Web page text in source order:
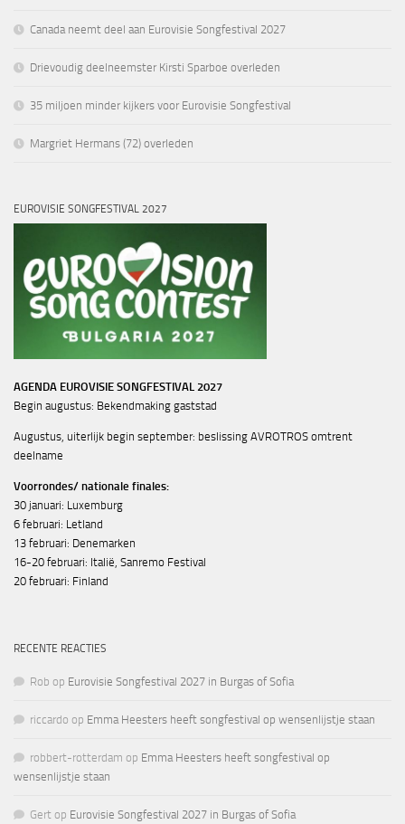
Canada neemt deel aan Eurovisie Songfestival 2027
Drievoudig deelneemster Kirsti Sparboe overleden
35 miljoen minder kijkers voor Eurovisie Songfestival
Margriet Hermans (72) overleden
EUROVISIE SONGFESTIVAL 2027
AGENDA EUROVISIE SONGFESTIVAL 2027
Begin augustus: Bekendmaking gaststad
Augustus, uiterlijk begin september: beslissing AVROTROS omtrent
deelname
Voorrondes/ nationale finales:
30 januari: Luxemburg
6 februari: Letland
13 februari: Denemarken
16-20 februari: Italië, Sanremo Festival
20 februari: Finland
RECENTE REACTIES
Rob op Eurovisie Songfestival 2027 in Burgas of Sofia
riccardo op Emma Heesters heeft songfestival op wensenlijstje staan
robbert-rotterdam op Emma Heesters heeft songfestival op
wensenlijstje staan
Gert op Eurovisie Songfestival 2027 in Burgas of Sofia